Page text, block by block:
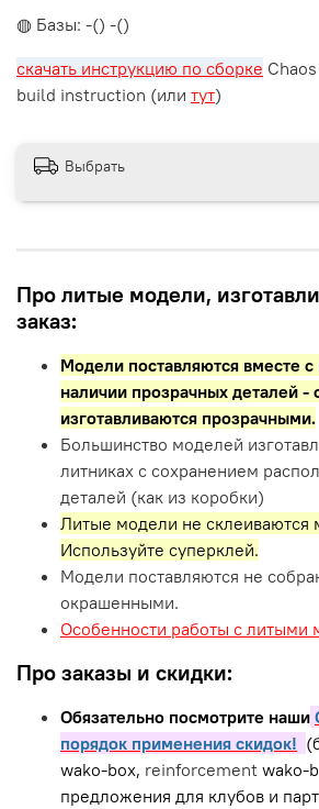
◍ Базы: -() -()
скачать инструкцию по сборке
build instruction (или тут)
Выбрать
Про литые модели,
заказ:
Модели поставляются вместе с
наличии прозрачных деталей -
изготавливаются прозрачными.
Большинство моделей
литниках с сохранением
деталей (как из коробки)
Литые модели не
Используйте суперклей.
Модели поставляются не
окрашенными.
Особенности работы с литыми
Про заказы и скидки:
Обязательно посмотрите наши
порядок применения скидок!
wako-box, reinforcement wako-
предложения для клубов и